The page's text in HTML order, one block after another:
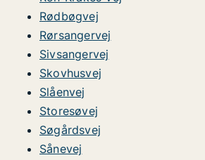
Rødbøgvej
Rørsangervej
Sivsangervej
Skovhusvej
Slåenvej
Storesøvej
Søgårdsvej
Sånevej